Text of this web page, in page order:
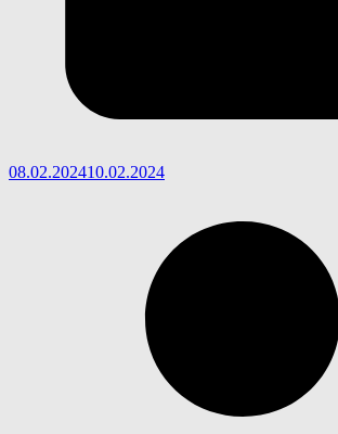
08.02.202410.02.2024